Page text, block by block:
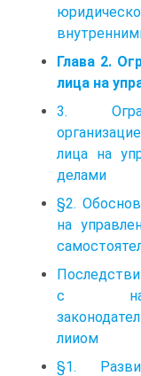
Глава 2.
лица на
3.
лица на
делами
§2.
на
с
лииом
§1.